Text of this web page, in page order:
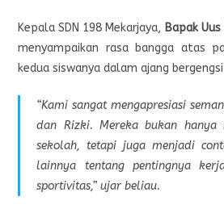
Kepala SDN 198 Mekarjaya, Bapak Uus
menyampaikan rasa bangga atas
kedua siswanya dalam ajang
“Kami sangat mengapresiasi
dan Rizki. Mereka bukan hanya
sekolah, tetapi juga menjadi
lainnya tentang pentingnya
sportivitas,” ujar beliau.